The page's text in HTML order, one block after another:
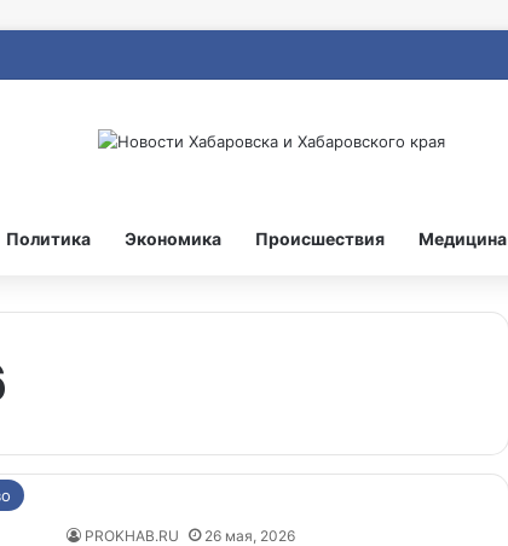
Политика Экономика Происшествия Медицина
PROKHAB.RU 26 мая, 2026